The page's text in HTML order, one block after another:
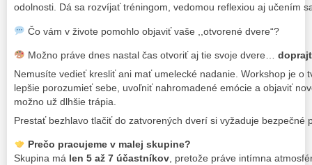
odolnosti. Dá sa rozvíjať tréningom, vedomou reflexiou aj učením
Čo vám v živote pomohlo objaviť vaše ,,otvorené dvere“?
Možno práve dnes nastal čas otvoriť aj tie svoje dvere…
Nemusíte vedieť kresliť ani mať umelecké nadanie. Workshop je o
lepšie porozumieť sebe, uvoľniť nahromadené emócie a objaviť
možno už dlhšie trápia.
Prestať bezhlavo tlačiť do zatvorených dverí si vyžaduje bezpečné
Prečo pracujeme v malej skupine?
Skupina má len 5 až 7 účastníkov, pretože práve intímna